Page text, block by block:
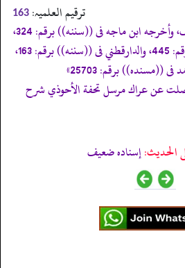
ترقیم العلمیہ: 163
«إسناده ضعيف، وأخرجه ابن ماجه فى ((سننه)) برقم: 324،
والبيهقي فى((سننه الكبير)) برقم: 445، والدارقطني فى ((سننه)) برقم: 163،
عن عراك مرسل تحفة الأحوذي شرح
الحديث:إسناده ضعيف